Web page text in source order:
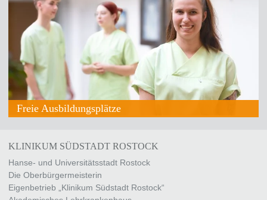
Freie Ausbildungsplätze
KLINIKUM SÜDSTADT ROSTOCK
Hanse- und Universitätsstadt Rostock
Die Oberbürgermeisterin
Eigenbetrieb „Klinikum Südstadt Rostock“